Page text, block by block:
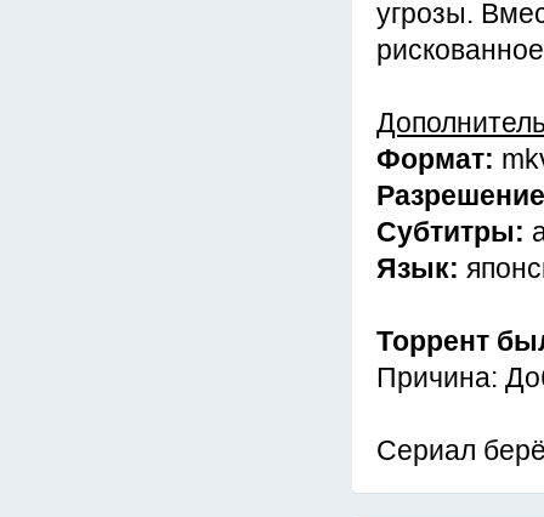
угрозы.
Формат:
Субтитры:
Язык:
Торрент
Причина:
Сериал